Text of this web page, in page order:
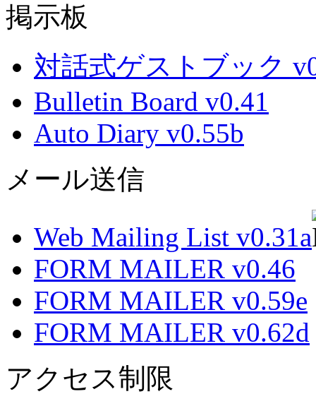
掲示板
対話式ゲストブック
Bulletin Board v0.41
Auto Diary v0.55b
メール送信
Web Mailing List v0.31a
FORM MAILER v0.46
FORM MAILER v0.59e
FORM MAILER v0.62d
アクセス制限